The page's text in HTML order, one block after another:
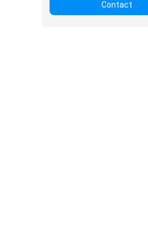
Contact